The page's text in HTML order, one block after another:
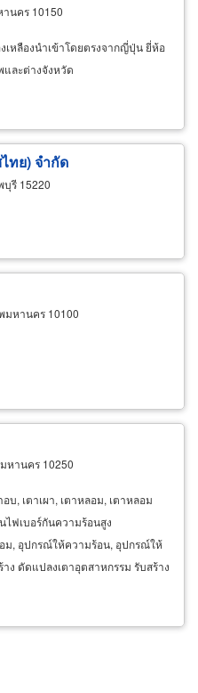
นคร 10150
หลืองนำเข้าโดยตรงจากญี่ปุ่น ยี่ห้อ
และต่างจังหวัด
ทย) จำกัด
รี 15220
มหานคร 10100
หานคร 10250
บ, เตาเผา, เตาหลอม, เตาหลอม
ไฟเบอร์กันความร้อนสูง
ม, อุปกรณ์ให้ความร้อน, อุปกรณ์ให้
ง ดัดแปลงเตาอุตสาหกรรม รับสร้าง